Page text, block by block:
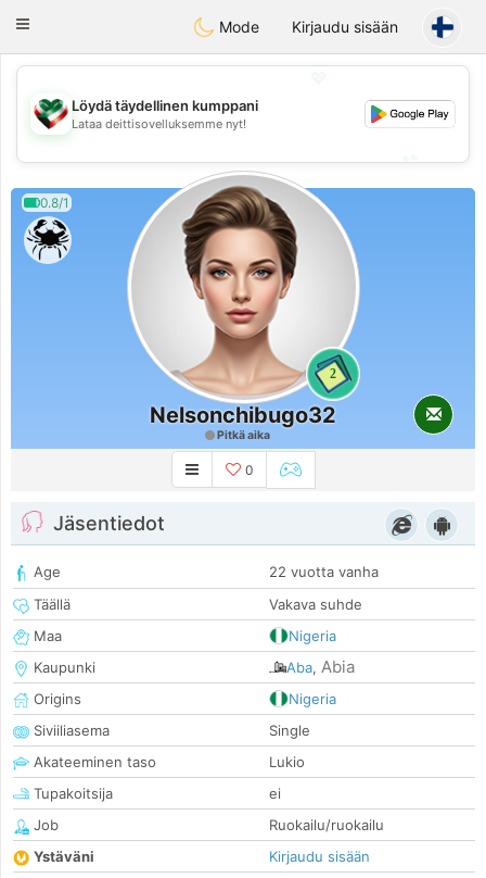
Kuwait Chat
Toggle
Mode Kirjaudu sisään
💖
💕
Löydä täydellinen kumppani
Lataa deittisovelluksemme nyt!
0.8/1
2
Nelsonchibugo32
Pitkä aika
0
Jäsentiedot
Age
22 vuotta vanha
Täällä
Vakava suhde
Maa
Nigeria
Kaupunki
Aba, Abia
Origins
Nigeria
Siviiliasema
Single
Akateeminen taso
Lukio
Tupakoitsija
ei
Job
Ruokailu/ruokailu
Ystäväni
Kirjaudu sisään